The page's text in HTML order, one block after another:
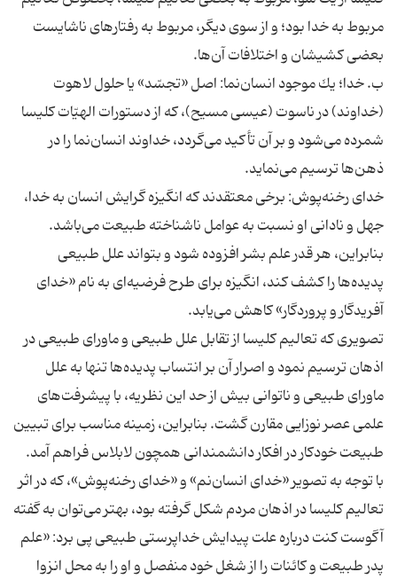
مربوط به خدا بود؛ و از سوى ديگر، مربوط به رفتارهاى ناشايست
بعضى كشيشان و اختلافات آن‌ها.
ب. خدا؛ يك موجود انسان‌نما: اصل «تجسّد» يا حلول لاهوت
(خداوند) در ناسوت (عيسى مسيح)، كه از دستورات الهيّات كليسا
شمرده مى‌شود و بر آن تأكيد مى‌گردد، خداوند انسان‌نما را در
ذهن‌ها ترسيم مى‌نمايد.
خداى رخنه‌پوش: برخى معتقدند كه انگيزه گرايش انسان به خدا،
جهل و نادانى او نسبت به عوامل ناشناخته طبيعت مى‌باشد.
بنابراين، هر قدر علم بشر افزوده شود و بتواند علل طبيعى
پديده‌ها را كشف كند، انگيزه براى طرح فرضيه‌اى به نام «خداى
آفريدگار و پروردگار» كاهش مى‌يابد.
تصويرى كه تعاليم كليسا از تقابل علل طبيعى و ماوراى طبيعى در
اذهان ترسيم نمود و اصرار آن بر انتساب پديده‌ها تنها به علل
ماوراى طبيعى و ناتوانى بيش از حد اين نظريه، با پيشرفت‌هاى
علمى عصر نوزايى مقارن گشت. بنابراين، زمينه مناسب براى تبيين
طبيعت خودكار در افكار دانشمندانى همچون لابلاس فراهم آمد.
با توجه به تصوير «خداى انسان‌نم» و «خداى رخنه‌پوش»، كه در اثر
تعاليم كليسا در اذهان مردم شكل گرفته بود، بهتر مى‌توان به گفته
آگوست كنت درباره علت پيدايش خداپرستى طبيعى پى برد: «علم
پدر طبيعت و كائنات را از شغل خود منفصل و او را به محل انزوا